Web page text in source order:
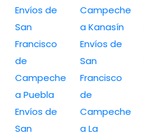
Envíos de
San
Francisco
de
Campeche
a Puebla
Envíos de
San
Campeche
a Kanasín
Envíos de
San
Francisco
de
Campeche
a La